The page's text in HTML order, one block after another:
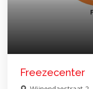
Freezecenter